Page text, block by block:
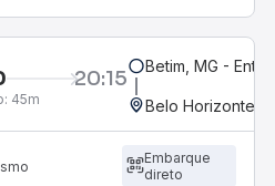
20:15
45m
Betim, MG -
Belo Horizonte,
Embarque
direto